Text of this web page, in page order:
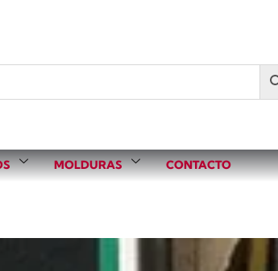
MOLDURAS CONTACTO